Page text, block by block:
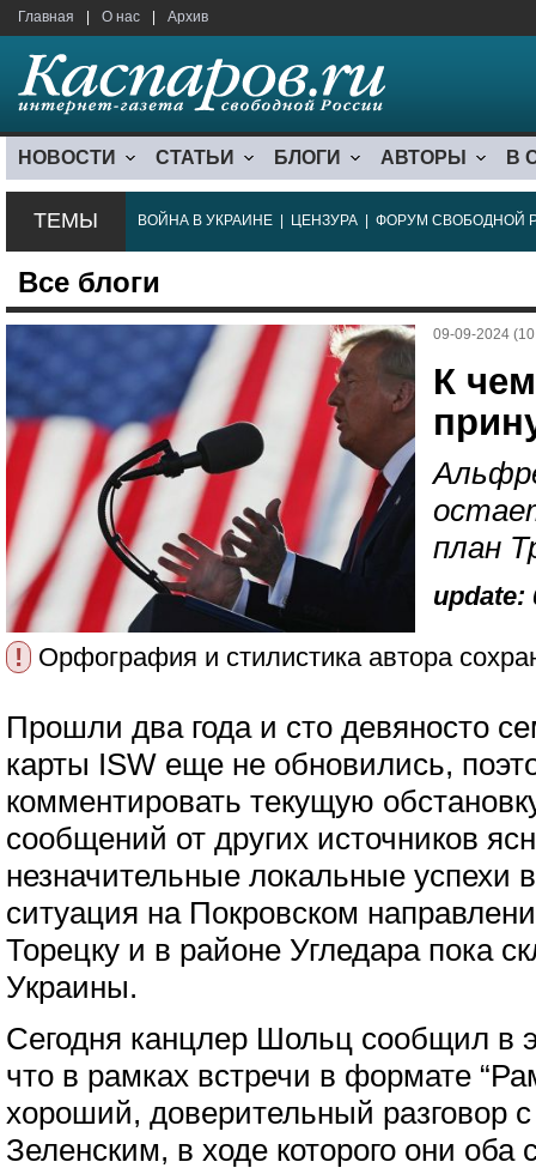
Главная О нас Архив
НОВОСТИ СТАТЬИ БЛОГИ АВТОРЫ В
ТЕМЫ ВОЙНА В УКРАИНЕ ЦЕНЗУРА ФОРУМ СВОБОДНОЙ
Все блоги
09-09-2024
К
план
update:
! Орфография и стилистика автора
Прошли два года и сто девяносто
карты ISW еще не обновились,
комментировать текущую
сообщений от других источников
незначительные локальные успехи
ситуация на Покровском
Торецку и в районе Угледара пока
Украины.
Сегодня канцлер Шольц сообщил в
что в рамках встречи в формате
хороший, доверительный разговор
Зеленским, в ходе которого они оба